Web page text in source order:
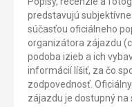
predstavujú
súčasťou oficiálneho
organizátora zájazdu
podoba izieb a ich
informácií líšiť, za čo
zodpovednosť.
zájazdu je dostupný